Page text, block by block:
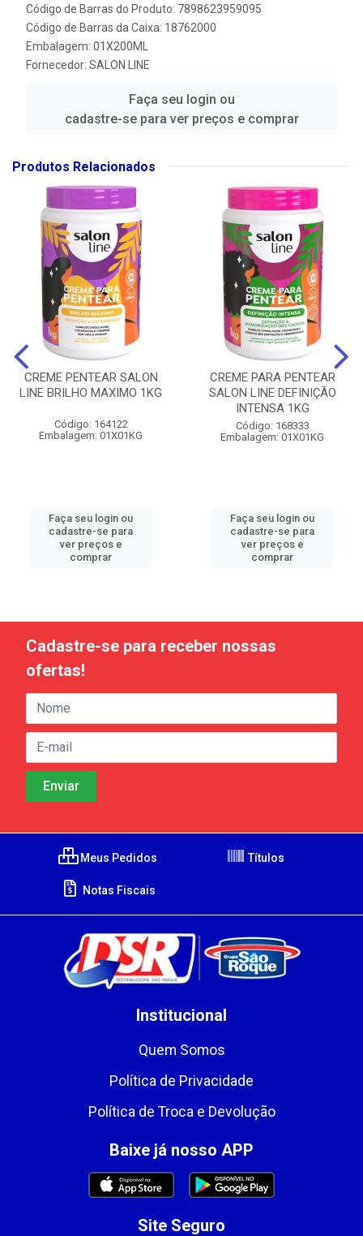
Código de Barras do Produto: 7898623959095
Código de Barras da Caixa: 18762000
Embalagem: 01X200ML
Fornecedor: SALON LINE
Faça seu login ou
cadastre-se para ver preços e comprar
Produtos Relacionados
CREME PENTEAR SALON
LINE BRILHO MAXIMO 1KG
Código: 164122
Embalagem: 01X01KG
Faça seu login ou
cadastre-se para
ver preços e
comprar
CREME PARA PENTEAR
SALON LINE DEFINIÇÃO
INTENSA 1KG
Código: 168333
Embalagem: 01X01KG
Faça seu login ou
cadastre-se para
ver preços e
comprar
Cadastre-se para receber nossas
ofertas!
Meus Pedidos Títulos
Notas Fiscais
Institucional
Quem Somos
Política de Privacidade
Política de Troca e Devolução
Baixe já nosso APP
Site Seguro